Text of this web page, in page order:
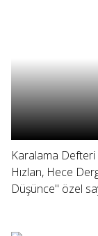
Karalama Defteri
Hızlan, Hece
Düşünce" özel